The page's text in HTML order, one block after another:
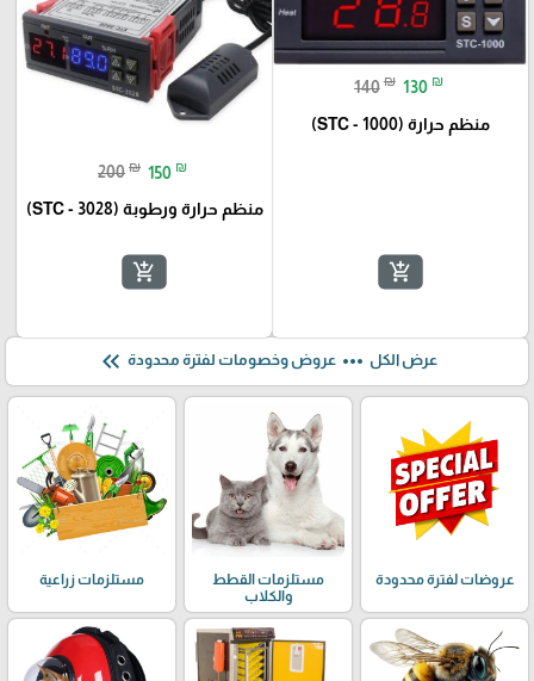
140 ₪ 130 ₪
منظم حرارة (STC - 1000)
add_shopping_cart
200 ₪ 150 ₪
منظم حرارة ورطوبة (STC - 3028)
add_shopping_cart
عرض الكل more_horiz عروض وخصومات لفترة محدودة keyboard_double_arrow_left
عروضات لفترة محدودة
مستلزمات القطط
والكلاب
مستلزمات زراعية